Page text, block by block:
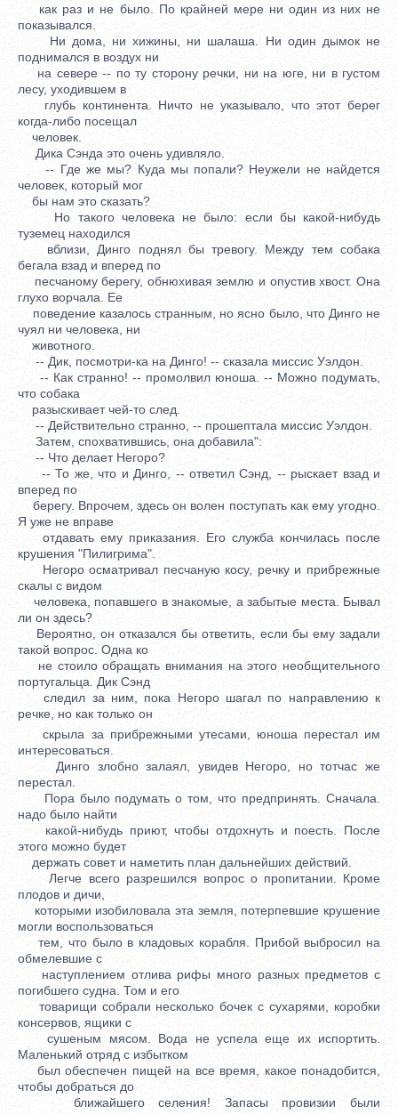
как раз и не было. По крайней мере ни один из них не
показывался.
Ни дома, ни хижины, ни шалаша. Ни один дымок не
поднимался в воздух ни
на севере -- по ту сторону речки, ни на юге, ни в густом
лесу, уходившем в
глубь континента. Ничто не указывало, что этот берег
когда-либо посещал
человек.
Дика Сэнда это очень удивляло.
-- Где же мы? Куда мы попали? Неужели не найдется
человек, который мог
бы нам это сказать?
Но такого человека не было: если бы какой-нибудь
туземец находился
вблизи, Динго поднял бы тревогу. Между тем собака
бегала взад и вперед по
песчаному берегу, обнюхивая землю и опустив хвост. Она
глухо ворчала. Ее
поведение казалось странным, но ясно было, что Динго не
чуял ни человека, ни
животного.
-- Дик, посмотри-ка на Динго! -- сказала миссис Уэлдон.
-- Как странно! -- промолвил юноша. -- Можно подумать,
что собака
разыскивает чей-то след.
-- Действительно странно, -- прошептала миссис Уэлдон.
Затем, спохватившись, она добавила":
-- Что делает Негоро?
-- То же, что и Динго, -- ответил Сэнд, -- рыскает взад и
вперед по
берегу. Впрочем, здесь он волен поступать как ему угодно.
Я уже не вправе
отдавать ему приказания. Его служба кончилась после
крушения "Пилигрима".
Негоро осматривал песчаную косу, речку и прибрежные
скалы с видом
человека, попавшего в знакомые, а забытые места. Бывал
ли он здесь?
Вероятно, он отказался бы ответить, если бы ему задали
такой вопрос. Одна ко
не стоило обращать внимания на этого необщительного
португальца. Дик Сэнд
следил за ним, пока Негоро шагал по направлению к
речке, но как только он
скрыла за прибрежными утесами, юноша перестал им
интересоваться.
Динго злобно залаял, увидев Негоро, но тотчас же
перестал.
Пора было подумать о том, что предпринять. Сначала.
надо было найти
какой-нибудь приют, чтобы отдохнуть и поесть. После
этого можно будет
держать совет и наметить план дальнейших действий.
Легче всего разрешился вопрос о пропитании. Кроме
плодов и дичи,
которыми изобиловала эта земля, потерпевшие крушение
могли воспользоваться
тем, что было в кладовых корабля. Прибой выбросил на
обмелевшие с
наступлением отлива рифы много разных предметов с
погибшего судна. Том и его
товарищи собрали несколько бочек с сухарями, коробки
консервов, ящики с
сушеным мясом. Вода не успела еще их испортить.
Маленький отряд с избытком
был обеспечен пищей на все время, какое понадобится,
чтобы добраться до
ближайшего селения! Запасы провизии были